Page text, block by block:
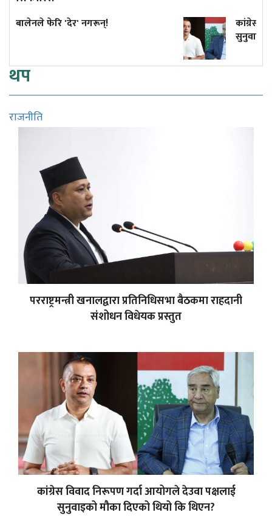
कांग्रेस विवाद निरूपण गर्दा
सुनुवाइको मौका दिएको थियो कि
थप
राजनीति
परराष्ट्रमन्त्री खनालद्वारा प्रतिनिधिसभा बैठकमा राहदानी
संशोधन विधेयक प्रस्तुत
कांग्रेस विवाद निरूपण गर्दा आयोगले देउवा पक्षलाई
सुनुवाइको मौका दिएको थियो कि थिएन?